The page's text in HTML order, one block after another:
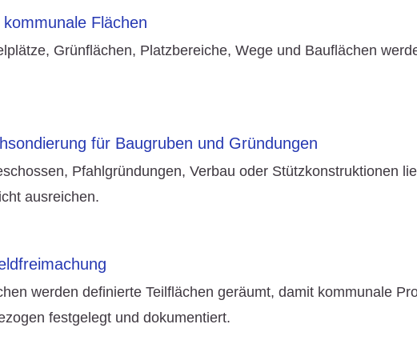
Flächen
Grünflächen, Platzbereiche, Wege und Bauflächen
für Baugruben und Gründungen
Pfahlgründungen, Verbau oder Stützkonstruktionen
ausreichen.
werden definierte Teilflächen geräumt, damit kommunale
festgelegt und dokumentiert.